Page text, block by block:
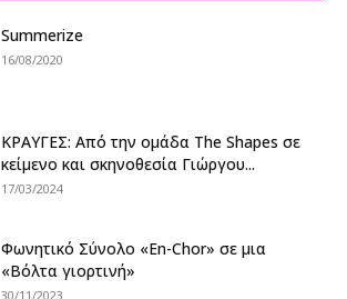
Summerize
16/08/2020
ΚΡΑΥΓΕΣ: Από την ομάδα The Shapes σε
κείμενο και σκηνοθεσία Γιώργου...
17/03/2024
Φωνητικό Σύνολο «En-Chor» σε μια
«Βόλτα γιορτινή»
30/11/2023